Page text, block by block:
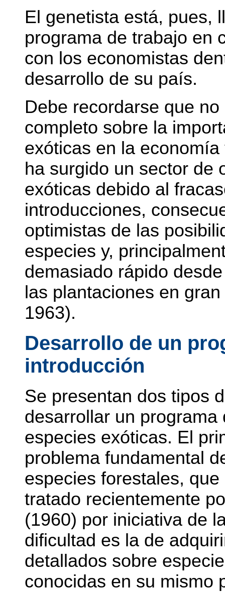
El genetista está, pues,
programa de trabajo en
con los economistas
desarrollo de su país.
Debe recordarse que
completo sobre la
exóticas en la
ha surgido un sector de
exóticas debido al
introducciones,
optimistas de las
especies y,
demasiado rápido
las plantaciones en
1963).
Desarrollo de un
introducción
Se presentan dos tipos
desarrollar un programa
especies exóticas. El
problema fundamental
especies forestales,
tratado recientemente
(1960) por iniciativa de
dificultad es la de
detallados sobre
conocidas en su mismo